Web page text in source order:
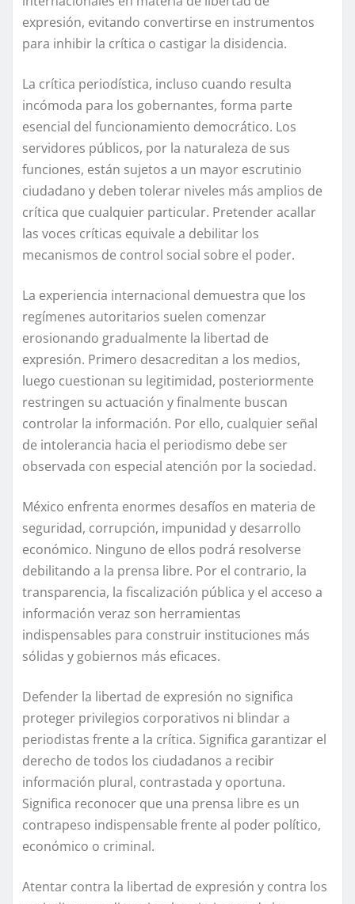
expresión, evitando convertirse en instrumentos
para inhibir la crítica o castigar la disidencia.
La crítica periodística, incluso cuando resulta
incómoda para los gobernantes, forma parte
esencial del funcionamiento democrático. Los
servidores públicos, por la naturaleza de sus
funciones, están sujetos a un mayor escrutinio
ciudadano y deben tolerar niveles más amplios de
crítica que cualquier particular. Pretender acallar
las voces críticas equivale a debilitar los
mecanismos de control social sobre el poder.
La experiencia internacional demuestra que los
regímenes autoritarios suelen comenzar
erosionando gradualmente la libertad de
expresión. Primero desacreditan a los medios,
luego cuestionan su legitimidad, posteriormente
restringen su actuación y finalmente buscan
controlar la información. Por ello, cualquier señal
de intolerancia hacia el periodismo debe ser
observada con especial atención por la sociedad.
México enfrenta enormes desafíos en materia de
seguridad, corrupción, impunidad y desarrollo
económico. Ninguno de ellos podrá resolverse
debilitando a la prensa libre. Por el contrario, la
transparencia, la fiscalización pública y el acceso a
información veraz son herramientas
indispensables para construir instituciones más
sólidas y gobiernos más eficaces.
Defender la libertad de expresión no significa
proteger privilegios corporativos ni blindar a
periodistas frente a la crítica. Significa garantizar el
derecho de todos los ciudadanos a recibir
información plural, contrastada y oportuna.
Significa reconocer que una prensa libre es un
contrapeso indispensable frente al poder político,
económico o criminal.
Atentar contra la libertad de expresión y contra los